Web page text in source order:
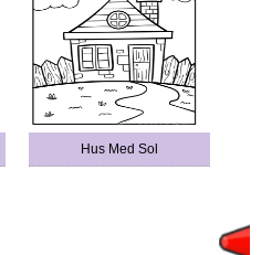
Hus Med Sol